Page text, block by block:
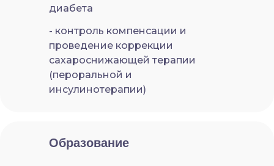
диабета
- контроль компенсации и
проведение коррекции
сахароснижающей терапии
(пероральной и
инсулинотерапии)
Образование